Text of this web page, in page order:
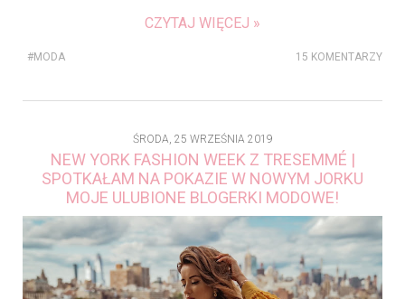
CZYTAJ WIĘCEJ »
#MODA 15 KOMENTARZY
ŚRODA, 25 WRZEŚNIA 2019
NEW YORK FASHION WEEK Z TRESEMMÉ |
SPOTKAŁAM NA POKAZIE W NOWYM JORKU
MOJE ULUBIONE BLOGERKI MODOWE!